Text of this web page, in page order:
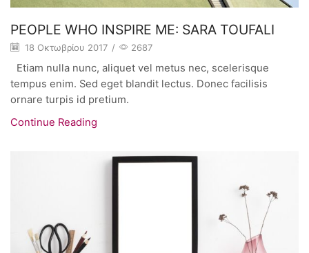
PEOPLE WHO INSPIRE ME: SARA TOUFALI
18 Οκτωβρίου 2017 / 2687
Etiam nulla nunc, aliquet vel metus nec, scelerisque
tempus enim. Sed eget blandit lectus. Donec facilisis
ornare turpis id pretium.
Continue Reading